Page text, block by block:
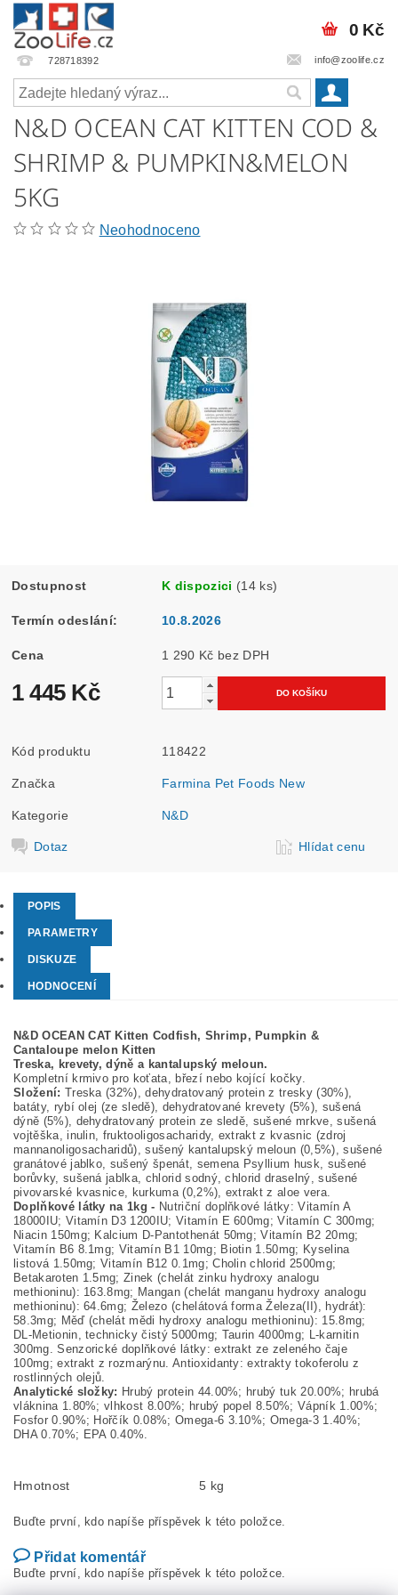
728718392 info@zoolife.cz
0 Kč
N&D OCEAN CAT KITTEN COD &
SHRIMP & PUMPKIN&MELON
5KG
Neohodnoceno
Dostupnost K dispozici (14 ks)
Termín odeslání: 10.8.2026
Cena 1 290 Kč bez DPH
1 445 Kč
Kód produktu 118422
Značka Farmina Pet Foods New
Kategorie N&D
Dotaz Hlídat cenu
POPIS
PARAMETRY
DISKUZE
HODNOCENÍ
N&D OCEAN CAT Kitten Codfish, Shrimp, Pumpkin &
Cantaloupe melon Kitten
Treska, krevety, dýně a kantalupský meloun.
Kompletní krmivo pro koťata, březí nebo kojící kočky.
Složení: Treska (32%), dehydratovaný protein z tresky (30%),
batáty, rybí olej (ze sledě), dehydratované krevety (5%), sušená
dýně (5%), dehydratovaný protein ze sledě, sušené mrkve, sušená
vojtěška, inulin, fruktooligosacharidy, extrakt z kvasnic (zdroj
mannanoligosacharidů), sušený kantalupský meloun (0,5%), sušené
granátové jablko, sušený špenát, semena Psyllium husk, sušené
borůvky, sušená jablka, chlorid sodný, chlorid draselný, sušené
pivovarské kvasnice, kurkuma (0,2%), extrakt z aloe vera.
Doplňkové látky na 1kg - Nutriční doplňkové látky: Vitamín A
18000IU; Vitamín D3 1200IU; Vitamín E 600mg; Vitamín C 300mg;
Niacin 150mg; Kalcium D-Pantothenát 50mg; Vitamín B2 20mg;
Vitamín B6 8.1mg; Vitamín B1 10mg; Biotin 1.50mg; Kyselina
listová 1.50mg; Vitamín B12 0.1mg; Cholin chlorid 2500mg;
Betakaroten 1.5mg; Zinek (chelát zinku hydroxy analogu
methioninu): 163.8mg; Mangan (chelát manganu hydroxy analogu
methioninu): 64.6mg; Železo (chelátová forma Železa(II), hydrát):
58.3mg; Měď (chelát mědi hydroxy analogu methioninu): 15.8mg;
DL-Metionin, technicky čistý 5000mg; Taurin 4000mg; L-karnitin
300mg. Senzorické doplňkové látky: extrakt ze zeleného čaje
100mg; extrakt z rozmarýnu. Antioxidanty: extrakty tokoferolu z
rostlinných olejů.
Analytické složky: Hrubý protein 44.00%; hrubý tuk 20.00%; hrubá
vláknina 1.80%; vlhkost 8.00%; hrubý popel 8.50%; Vápník 1.00%;
Fosfor 0.90%; Hořčík 0.08%; Omega-6 3.10%; Omega-3 1.40%;
DHA 0.70%; EPA 0.40%.
Hmotnost 5 kg
Buďte první, kdo napíše příspěvek k této položce.
Přidat komentář
Buďte první, kdo napíše příspěvek k této položce.